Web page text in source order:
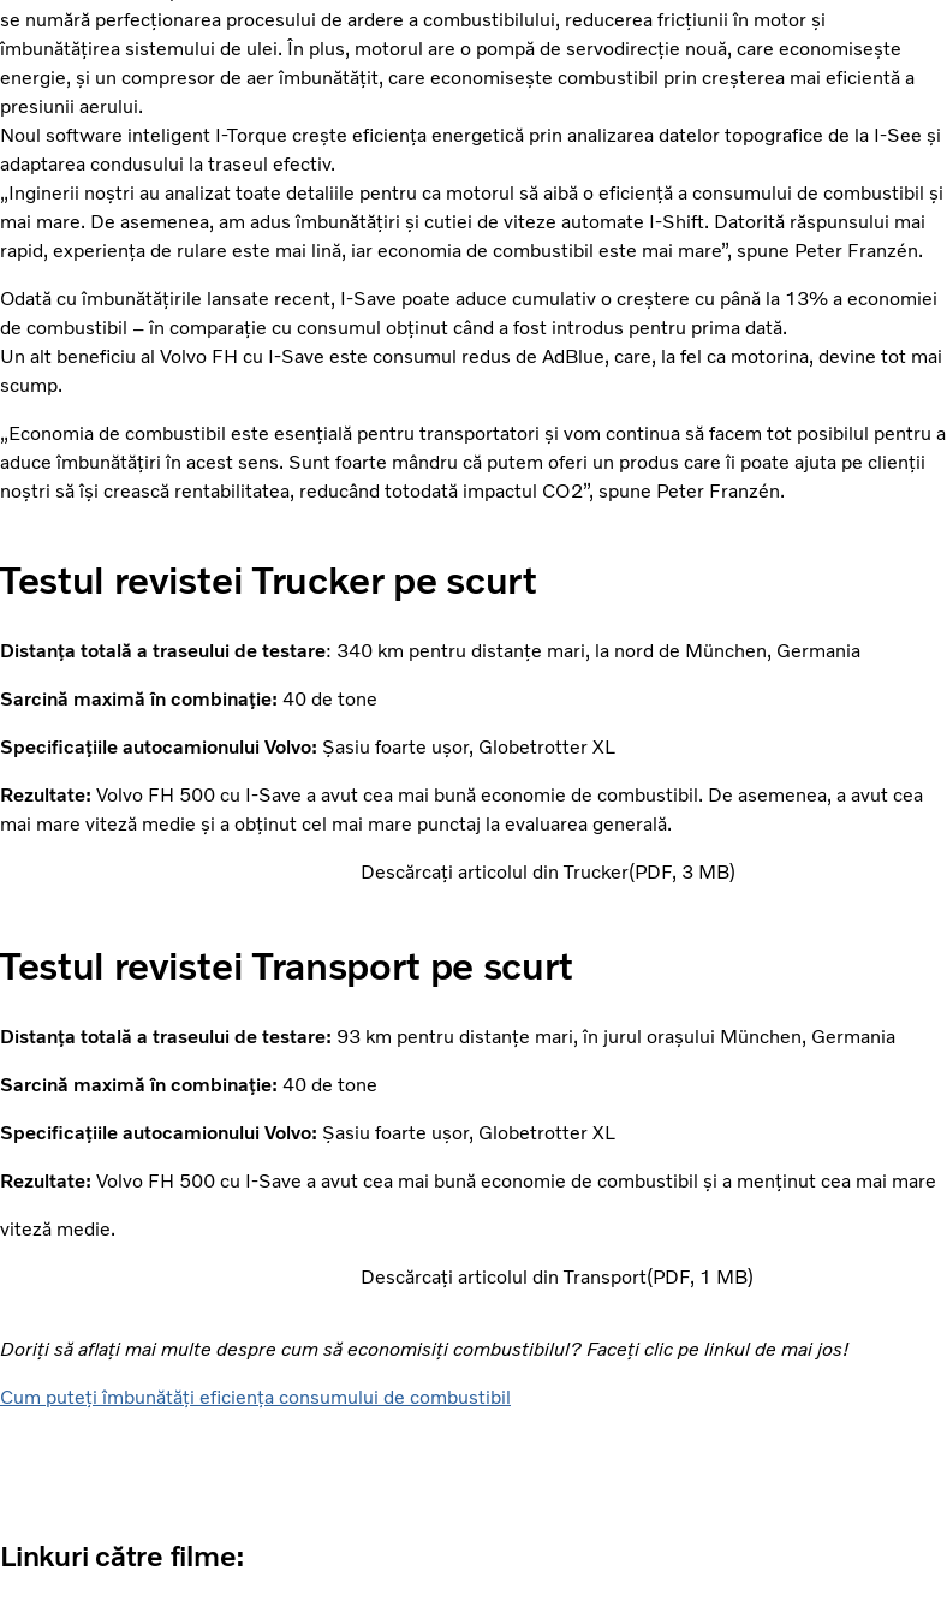
se numără perfecționarea procesului de ardere a combustibilului, reducerea fricțiunii în motor și
îmbunătățirea sistemului de ulei. În plus, motorul are o pompă de servodirecție nouă, care economisește
energie, și un compresor de aer îmbunătățit, care economisește combustibil prin creșterea mai eficientă a
presiunii aerului.
Noul software inteligent I-Torque crește eficiența energetică prin analizarea datelor topografice de la I-See și
adaptarea condusului la traseul efectiv.
„Inginerii noștri au analizat toate detaliile pentru ca motorul să aibă o eficiență a consumului de combustibil și
mai mare. De asemenea, am adus îmbunătățiri și cutiei de viteze automate I-Shift. Datorită răspunsului mai
rapid, experiența de rulare este mai lină, iar economia de combustibil este mai mare”, spune Peter Franzén.
Odată cu îmbunătățirile lansate recent, I-Save poate aduce cumulativ o creștere cu până la 13% a economiei
de combustibil – în comparație cu consumul obținut când a fost introdus pentru prima dată.
Un alt beneficiu al Volvo FH cu I-Save este consumul redus de AdBlue, care, la fel ca motorina, devine tot mai
scump.
„Economia de combustibil este esențială pentru transportatori și vom continua să facem tot posibilul pentru a
aduce îmbunătățiri în acest sens. Sunt foarte mândru că putem oferi un produs care îi poate ajuta pe clienții
noștri să își crească rentabilitatea, reducând totodată impactul CO2”, spune Peter Franzén.
Testul revistei Trucker pe scurt
Distanța totală a traseului de testare: 340 km pentru distanțe mari, la nord de München, Germania
Sarcină maximă în combinație: 40 de tone
Specificațiile autocamionului Volvo: Șasiu foarte ușor, Globetrotter XL
Rezultate: Volvo FH 500 cu I-Save a avut cea mai bună economie de combustibil. De asemenea, a avut cea
mai mare viteză medie și a obținut cel mai mare punctaj la evaluarea generală.
Descărcați articolul din Trucker PDF 3 MB
Testul revistei Transport pe scurt
Distanța totală a traseului de testare: 93 km pentru distanțe mari, în jurul orașului München, Germania
Sarcină maximă în combinație: 40 de tone
Specificațiile autocamionului Volvo: Șasiu foarte ușor, Globetrotter XL
Rezultate: Volvo FH 500 cu I-Save a avut cea mai bună economie de combustibil și a menținut cea mai mare
viteză medie.
Descărcați articolul din Transport PDF 1 MB
Doriți să aflați mai multe despre cum să economisiți combustibilul? Faceți clic pe linkul de mai jos!
Cum puteți îmbunătăți eficiența consumului de combustibil
Linkuri către filme: